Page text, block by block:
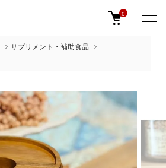
0
サプリメント・補助食品